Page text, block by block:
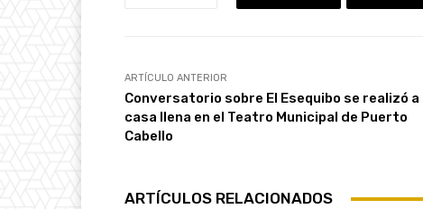
ARTÍCULO ANTERIOR
Conversatorio sobre El Esequibo se realizó a
casa llena en el Teatro Municipal de Puerto
Cabello
ARTÍCULOS RELACIONADOS